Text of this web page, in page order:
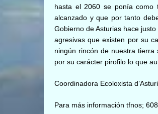
hasta el 2060 se ponía como
alcanzado y que por tanto
Gobierno de Asturias hace
agresivas que existen por su
ningún rincón de nuestra
por su carácter pirofilo lo que
Coordinadora Ecoloxista
Para más información tfnos;